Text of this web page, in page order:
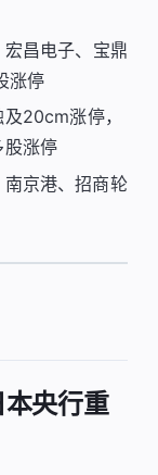
昌电子、宝鼎
涨停
20cm涨停，
股涨停
京港、招商轮
央行重